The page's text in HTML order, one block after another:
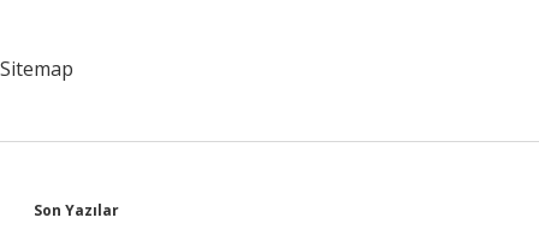
Sitemap
Sidebar
Son Yazılar